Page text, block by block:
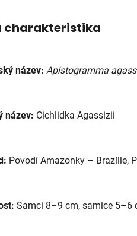
charakteristika
název: Apistogramma
název: Cichlidka Agassizii
Povodí Amazonky – Brazílie,
Samci 8–9 cm, samice 5–6